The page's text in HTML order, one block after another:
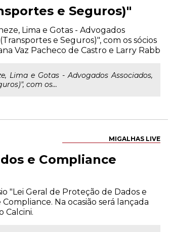
e Seguros)"
Lima e Gotas - Advogados
e Seguros)", com os sócios
Vaz Pacheco de Castro e Larry Rabb
Lima e Gotas - Advogados Associados,
com os...
MIGALHAS LIVE
e Compliance
"Lei Geral de Proteção de Dados e
Na ocasião será lançada
Calcini.